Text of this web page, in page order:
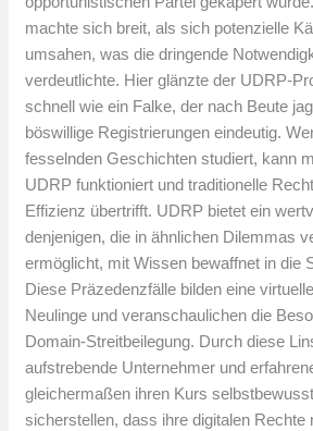
machte sich breit, als sich potenzielle
umsahen, was die dringende
verdeutlichte. Hier glänzte der UDRP-
schnell wie ein Falke, der nach Beute
böswillige Registrierungen eindeutig.
fesselnden Geschichten studiert, kann
UDRP funktioniert und traditionelle
Effizienz übertrifft. UDRP bietet ein
denjenigen, die in ähnlichen Dilemmas
ermöglicht, mit Wissen bewaffnet in die
Diese Präzedenzfälle bilden eine
Neulinge und veranschaulichen die
Domain-Streitbeilegung. Durch diese
aufstrebende Unternehmer und
gleichermaßen ihren Kurs
sicherstellen, dass ihre digitalen Rechte